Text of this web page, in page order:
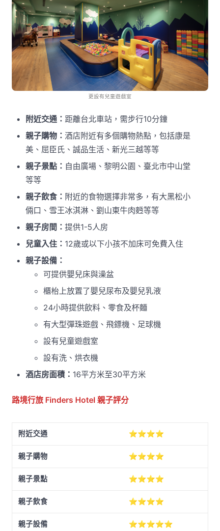
更設有兒童遊戲室
附近交通： 距離台北車站，需步行10分鐘
親子購物： 酒店附近有多個購物熱點，包括康是
美、屈臣氏、誠品生活、新光三越等等
親子景點： 自由廣場、黎明公園、臺北市中山堂
等等
親子飲食： 附近的食物選擇非常多，有大黑松小
倆口、雪王冰淇淋、劉山東牛肉麪等等
親子房間： 提供1-5人房
兒童入住： 12歲或以下小孩不加床可免費入住
親子設備：
可提供嬰兒床與澡盆
櫃枱上放置了嬰兒尿布及嬰兒乳液
24小時提供飲料、零食及杯麵
有大型彈珠遊戲、飛鏢機、足球機
設有兒童遊戲室
設有洗、烘衣機
酒店房面積： 16平方米至30平方米
路境行旅 Finders Hotel 親子評分
附近交通 ⭐⭐⭐⭐
親子購物 ⭐⭐⭐⭐
親子景點 ⭐⭐⭐⭐
親子飲食 ⭐⭐⭐⭐
親子設備 ⭐⭐⭐⭐⭐